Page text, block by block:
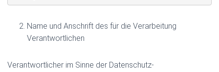
Name und Anschrift des für die Verarbeitung
Verantwortlichen
Verantwortlicher im Sinne der Datenschutz-